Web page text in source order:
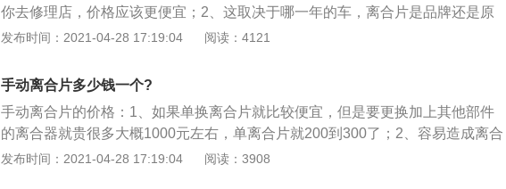
你去修理店，价格应该更便宜；2、这取决于哪一年的车，离合片是品牌还是原
车，质量不同价格就不同；3、取决于你的排量有多大。排量不同离合器片是不
发布时间：2021-04-28 17:19:04 阅读：4121
手动离合片多少钱一个?
手动离合片的价格：1、如果单换离合片就比较便宜，但是要更换加上其他部件
的离合器就贵很多大概1000元左右，单离合片就200到300了；2、容易造成离合
片烧损的原因有，驾驶员操作不当（特别是陷车后硬操作、半离合器启动等），
发布时间：2021-04-28 17:19:04 阅读：3908